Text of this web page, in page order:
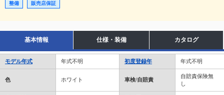
整備 販売店保証
基本情報 仕様・装備 カタログ
モデル年式 年式不明 初度登録年 年式不明
色 ホワイト 車検/自賠責
自賠責保険無
し